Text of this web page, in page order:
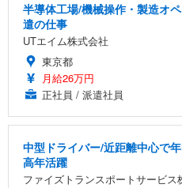
半導体工場/機械操作・製造オ
遣の仕事
UTエイム株式会社
東京都
月給26万円
正社員 / 派遣社員
中型ドライバー/近距離中心で
高年活躍
ファイズトランスポートサービス